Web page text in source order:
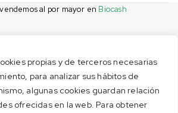
propias y de terceros necesarias
para analizar sus hábitos de
algunas cookies guardan relación
ofrecidas en la web. Para obtener
al por mayor en Biocash